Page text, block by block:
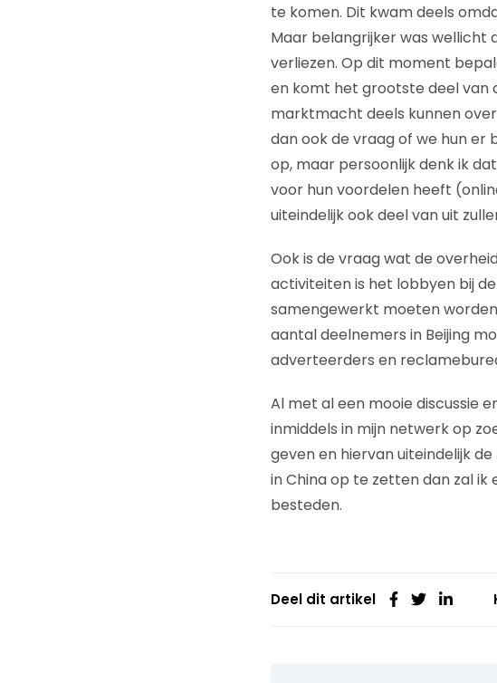
te komen. Dit kwam deels
Maar belangrijker was wellicht
verliezen. Op dit moment
en komt het grootste deel van
marktmacht deels kunnen
dan ook de vraag of we hun er
op, maar persoonlijk denk ik
voor hun voordelen heeft
uiteindelijk ook deel van uit
Ook is de vraag wat de
activiteiten is het lobbyen bij
samengewerkt moeten
aantal deelnemers in Beijing
adverteerders en
Al met al een mooie discussie
inmiddels in mijn netwerk op
geven en hiervan uiteindelijk
in China op te zetten dan zal
besteden.
Deel dit artikel